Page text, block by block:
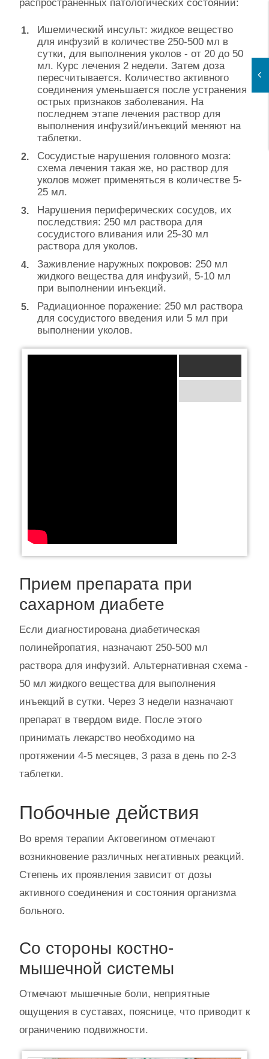
распространенных патологических состояний:
Ишемический инсульт: жидкое вещество
для инфузий в количестве 250-500 мл в
сутки, для выполнения уколов - от 20 до 50
мл. Курс лечения 2 недели. Затем доза
пересчитывается. Количество активного
соединения уменьшается после устранения
острых признаков заболевания. На
последнем этапе лечения раствор для
выполнения инфузий/инъекций меняют на
таблетки.
Сосудистые нарушения головного мозга:
схема лечения такая же, но раствор для
уколов может применяться в количестве 5-
25 мл.
Нарушения периферических сосудов, их
последствия: 250 мл раствора для
сосудистого вливания или 25-30 мл
раствора для уколов.
Заживление наружных покровов: 250 мл
жидкого вещества для инфузий, 5-10 мл
при выполнении инъекций.
Радиационное поражение: 250 мл раствора
для сосудистого введения или 5 мл при
выполнении уколов.
Прием препарата при
сахарном диабете
Если диагностирована диабетическая
полинейропатия, назначают 250-500 мл
раствора для инфузий. Альтернативная схема -
50 мл жидкого вещества для выполнения
инъекций в сутки. Через 3 недели назначают
препарат в твердом виде. После этого
принимать лекарство необходимо на
протяжении 4-5 месяцев, 3 раза в день по 2-3
таблетки.
Побочные действия
Во время терапии Актовегином отмечают
возникновение различных негативных реакций.
Степень их проявления зависит от дозы
активного соединения и состояния организма
больного.
Со стороны костно-
мышечной системы
Отмечают мышечные боли, неприятные
ощущения в суставах, пояснице, что приводит к
ограничению подвижности.